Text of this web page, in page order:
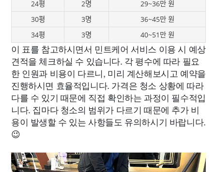
24평 2명
29~36만 원
30평
3명
36~45만 원
34평
3명 40~51만 원
이 표를 참고하시면서 민트케어 서비스 이용 시 예상
견적을 체크하실 수 있습니다. 각 평수에 따라 필요
한 인원과 비용이 다르니, 미리 계산해보시고 예약을
진행하시면 효율적입니다. 가격은 청소 상황에 따라
다를 수 있기 때문에 직접 확인하는 과정이 필수적입
니다. 집마다 청소의 범위가 다르기 때문에 추가 비
용이 발생할 수 있는 사항들도 유의하시기 바랍니다.
😉